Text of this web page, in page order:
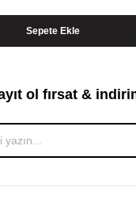
ol fırsat &